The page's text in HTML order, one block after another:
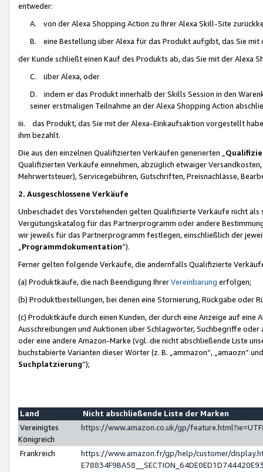
entweder:
A. von der Alexa Shopping Action zu Ihrer Alexa Skill-Site
B. eine Bestellung über Alexa für das Produkt aufgibt, das Sie mit
der Kunde schließt einen Kauf des Produkts ab, das Sie mit der Alexa
C. über Alexa, oder
D. indem er das Produkt innerhalb der Skills Session in den
seiner erstmaligen Teilnahme an der Alexa Shopping Action
iii. das Produkt, das Sie mit der Alexa-Einkaufsaktion vorgestellt
ihm bezahlt.
Die aus den einzelnen Qualifizierten Verkäufen generierten „
Qualifizierten Verkäufe einnehmen, abzüglich etwaiger
Mehrwertsteuer), Servicegebühren, Gutschriften, Preisnachlässe,
2. Ausgeschlossene Verkäufe
Unbeschadet des Vorstehenden gelten Qualifizierte Verkäufe nicht
Vergütungskatalog für das Partnerprogramm oder andere
wir jeweils für das Partnerprogramm festlegen, einschließlich der
Programmdokumentation“).
Ferner gelten folgende Verkäufe, die andernfalls Qualifizierte
(a) Produktkäufe, die nach Beendigung IhrerVereinbarung erfolgen;
(b) Produktbestellungen, bei denen eine Stornierung, Rückgabe oder
(c) Produktkäufe durch einen Kunden, der durch eine Anzeige auf
Ausschreibungen und Auktionen über Schlagwörter, Suchbegriffe
oder eine andere Amazon-Marke (vgl. die nicht abschließende Liste
buchstabierte Varianten dieser Wörter (z. B. „ammazon“, „amaozn“
Suchplatzierung”);
Land
Nicht abschließende Liste der Marken
Vereinigtes
Königreich
https://www.amazon.co.uk/gp/
Frankreich
https://www.amazon.fr/gp/help/customer/